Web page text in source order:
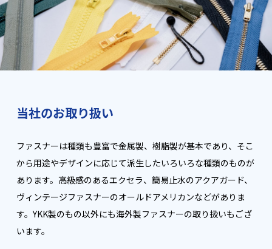
当社のお取り扱い
ファスナーは種類も豊富で金属製、樹脂製が基本であり、そこ
から用途やデザインに応じて派生したいろいろな種類のものが
あります。高級感のあるエクセラ、簡易止水のアクアガード、
ヴィンテージファスナーのオールドアメリカンなどがありま
す。YKK製のもの以外にも海外製ファスナーの取り扱いもござ
います。